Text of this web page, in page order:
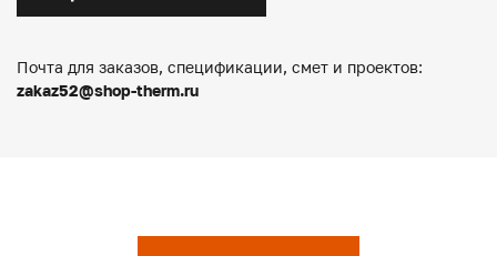
Почта для заказов, спецификации, смет и проектов:
zakaz52@shop-therm.ru